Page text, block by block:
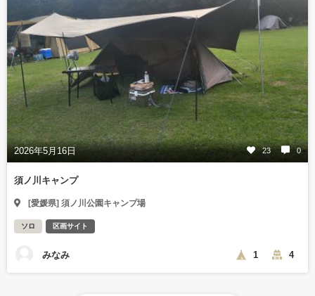
2026年5月16日 23 0
須ノ川キャンプ
[愛媛県] 須ノ川公園キャンプ場
ソロ 区画サイト
みなみ 1 4